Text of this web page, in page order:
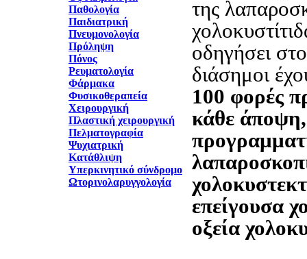
Παθολογία
Παιδιατρική
Πνευμονολογία
Πρόληψη
Πόνος
Ρευματολογία
Φάρμακα
Φυσικοθεραπεία
Χειρουργική
Πλαστική χειρουργική
Πελματογραφία
Ψυχιατρική
Κατάθλιψη
Υπερκινητικό σύνδρομο
Ωτορινολαρυγγολογία
της
οδηγήσει
διάσημοι
100 φορές
κάθε
επείγουσα
οξεία